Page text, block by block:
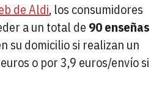
de Aldi, los consumidores
a un total de 90 enseñas
su domicilio si realizan un
o por 3,9 euros/envío si